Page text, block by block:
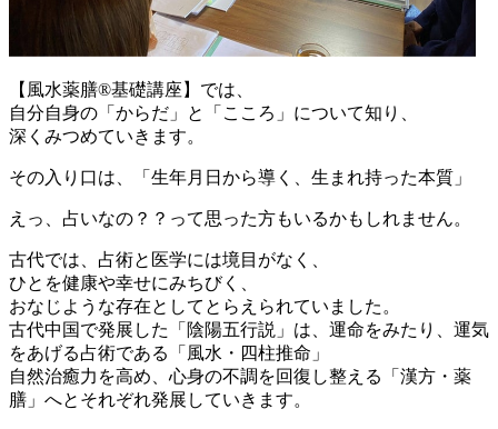
【風水薬膳®基礎講座】では、
自分自身の「からだ」と「こころ」について知り、
深くみつめていきます。
その入り口は、「生年月日から導く、生まれ持った本質」
えっ、占いなの？？って思った方もいるかもしれません。
古代では、占術と医学には境目がなく、
ひとを健康や幸せにみちびく、
おなじような存在としてとらえられていました。
古代中国で発展した「陰陽五行説」は、運命をみたり、運気
をあげる占術である「風水・四柱推命」
自然治癒力を高め、心身の不調を回復し整える「漢方・薬
膳」へとそれぞれ発展していきます。